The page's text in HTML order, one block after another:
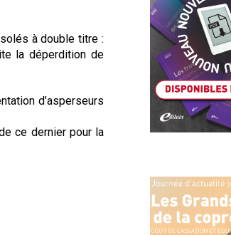
à double titre :
la déperdition de
d’asperseurs
ce dernier pour la